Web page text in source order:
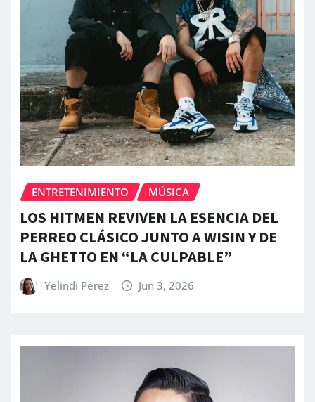
ENTRETENIMIENTO MÚSICA
LOS HITMEN REVIVEN LA ESENCIA DEL
PERREO CLÁSICO JUNTO A WISIN Y DE
LA GHETTO EN “LA CULPABLE”
Yelindi Pérez Jun 3, 2026